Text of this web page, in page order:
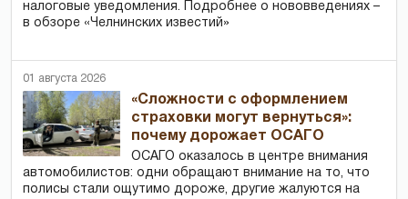
налоговые уведомления. Подробнее о нововведениях –
в обзоре «Челнинских известий»
01 августа 2026
«Сложности с оформлением
страховки могут вернуться»:
почему дорожает ОСАГО
ОСАГО оказалось в центре внимания
автомобилистов: одни обращают внимание на то, что
полисы стали ощутимо дороже, другие жалуются на